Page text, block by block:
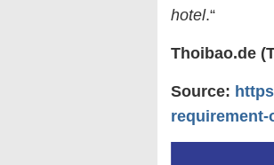
hotel.“
Thoibao.de
Source:
requirement-